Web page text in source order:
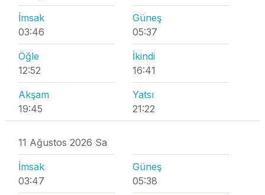
İmsak
03:46
Güneş
05:37
Öğle
12:52
İkindi
16:41
Akşam
19:45
Yatsı
21:22
11 Ağustos 2026 Sa
İmsak
03:47
Güneş
05:38